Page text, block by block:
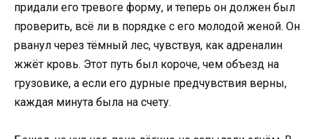
придали его тревоге форму, и теперь он должен был
проверить, всё ли в порядке с его молодой женой. Он
рванул через тёмный лес, чувствуя, как адреналин
жжёт кровь. Этот путь был короче, чем объезд на
грузовике, а если его дурные предчувствия верны,
каждая минута была на счету.